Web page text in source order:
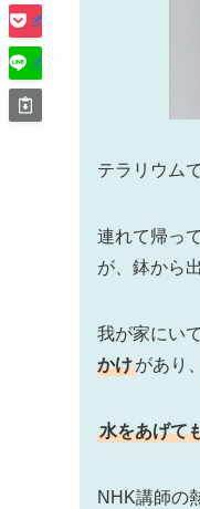
テラリウム
連れて帰っ
が、鉢から
我が家にい
かけがあり、
水をあげて
NHK講師の